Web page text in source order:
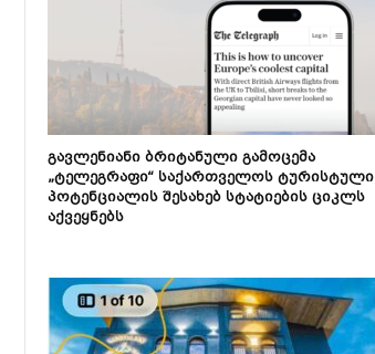
გავლენიანი ბრიტანული გამოცემა
„ტელეგრაფი“ საქართველოს ტურისტული
პოტენციალის შესახებ სტატიების ციკლს
აქვეყნებს